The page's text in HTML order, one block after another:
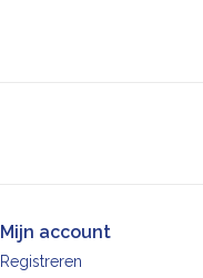
Mijn account
Registreren